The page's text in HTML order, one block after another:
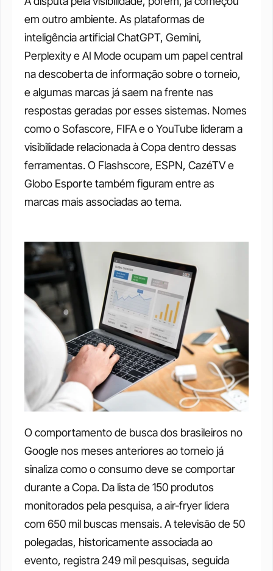
em outro ambiente. As plataformas de
inteligência artificial ChatGPT, Gemini,
Perplexity e AI Mode ocupam um papel central
na descoberta de informação sobre o torneio,
e algumas marcas já saem na frente nas
respostas geradas por esses sistemas. Nomes
como o Sofascore, FIFA e o YouTube lideram a
visibilidade relacionada à Copa dentro dessas
ferramentas. O Flashscore, ESPN, CazéTV e
Globo Esporte também figuram entre as
marcas mais associadas ao tema.
O comportamento de busca dos brasileiros no
Google nos meses anteriores ao torneio já
sinaliza como o consumo deve se comportar
durante a Copa. Da lista de 150 produtos
monitorados pela pesquisa, a air-fryer lidera
com 650 mil buscas mensais. A televisão de 50
polegadas, historicamente associada ao
evento, registra 249 mil pesquisas, seguida